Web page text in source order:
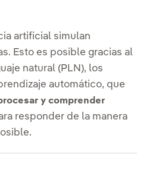
artificial simulan
Esto es posible gracias al
natural (PLN), los
automático, que
y comprender
responder de la manera